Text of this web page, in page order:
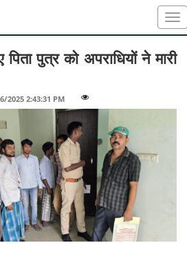
पुत्र को अपराधियों ने मारी
2025 2:43:31 PM